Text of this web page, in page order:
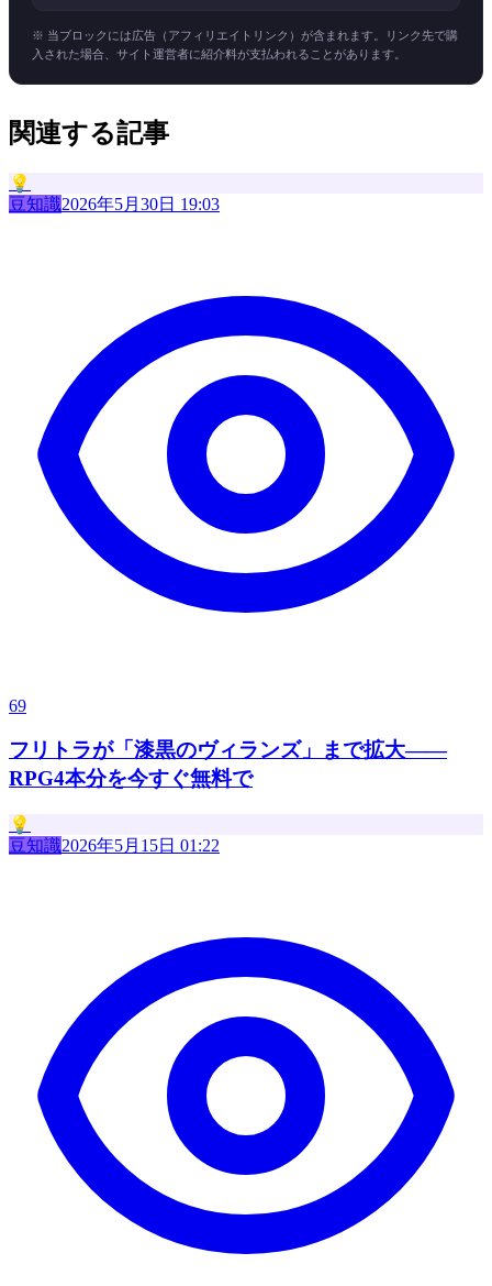
※ 当ブロックには広告（アフィリエイトリンク）が含まれます。リンク先で購
入された場合、サイト運営者に紹介料が支払われることがあります。
関連する記事
💡
豆知識2026年5月30日 19:03
69
フリトラが「漆黒のヴィランズ」まで拡大——
RPG4本分を今すぐ無料で
💡
豆知識2026年5月15日 01:22